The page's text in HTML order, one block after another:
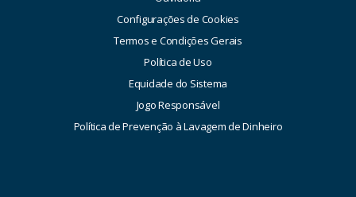
Configurações de Cookies
Termos e Condições Gerais
Política de Uso
Equidade do Sistema
Jogo Responsável
Política de Prevenção à Lavagem de Dinheiro